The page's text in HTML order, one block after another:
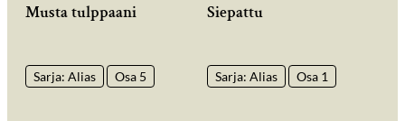
Musta tulppaani
Sarja: Alias Osa 5
Siepattu
Sarja: Alias Osa 1